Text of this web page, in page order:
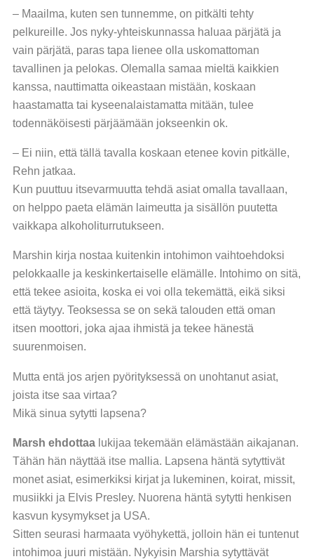
– Maailma, kuten sen tunnemme, on pitkälti tehty
pelkureille. Jos nyky-yhteiskunnassa haluaa pärjätä ja
vain pärjätä, paras tapa lienee olla uskomattoman
tavallinen ja pelokas. Olemalla samaa mieltä kaikkien
kanssa, nauttimatta oikeastaan mistään, koskaan
haastamatta tai kyseenalaistamatta mitään, tulee
todennäköisesti pärjäämään jokseenkin ok.
– Ei niin, että tällä tavalla koskaan etenee kovin pitkälle,
Rehn jatkaa.
Kun puuttuu itsevarmuutta tehdä asiat omalla tavallaan,
on helppo paeta elämän laimeutta ja sisällön puutetta
vaikkapa alkoholiturrutukseen.
Marshin kirja nostaa kuitenkin intohimon vaihtoehdoksi
pelokkaalle ja keskinkertaiselle elämälle. Intohimo on sitä,
että tekee asioita, koska ei voi olla tekemättä, eikä siksi
että täytyy. Teoksessa se on sekä talouden että oman
itsen moottori, joka ajaa ihmistä ja tekee hänestä
suurenmoisen.
Mutta entä jos arjen pyörityksessä on unohtanut asiat,
joista itse saa virtaa?
Mikä sinua sytytti lapsena?
Marsh ehdottaa lukijaa tekemään elämästään aikajanan.
Tähän hän näyttää itse mallia. Lapsena häntä sytyttivät
monet asiat, esimerkiksi kirjat ja lukeminen, koirat, missit,
musiikki ja Elvis Presley. Nuorena häntä sytytti henkisen
kasvun kysymykset ja USA.
Sitten seurasi harmaata vyöhykettä, jolloin hän ei tuntenut
intohimoa juuri mistään. Nykyisin Marshia sytyttävät